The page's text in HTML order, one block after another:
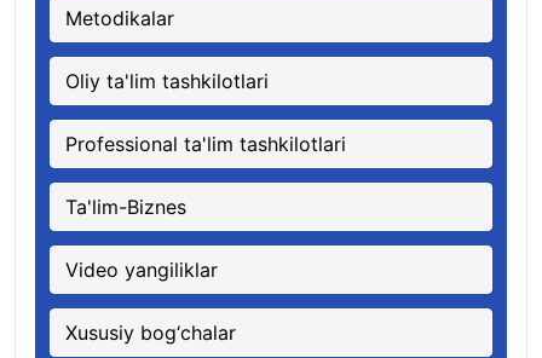
Metodikalar
Oliy ta'lim tashkilotlari
Professional ta'lim tashkilotlari
Ta'lim-Biznes
Video yangiliklar
Xususiy bog‘chalar